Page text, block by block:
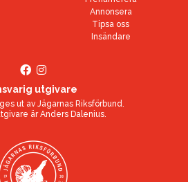
Annonsera
Tipsa oss
Insändare
utgivare
ut av Jägarnas Riksförbund.
ärAnders Dalenius.